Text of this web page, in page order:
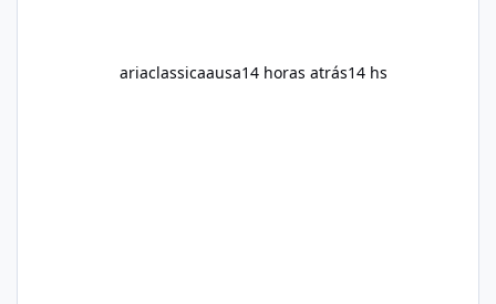
ariaclassicaausa14 horas atrás14 hs